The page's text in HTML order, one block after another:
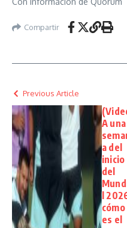
Compartir
Previous Article
A una
a del
inicio
del
l
cómo
es el